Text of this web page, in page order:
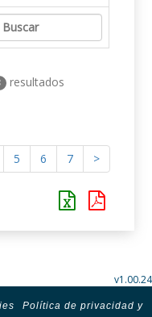
resultados
5 6 7 >
v1.00.24
Política de privacidad y